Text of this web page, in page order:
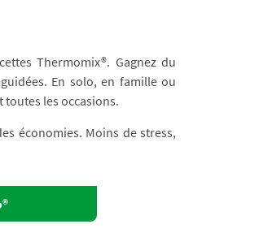
Thermomix®. Gagnez du
En solo, en famille ou
toutes les occasions.
économies. Moins de stress,